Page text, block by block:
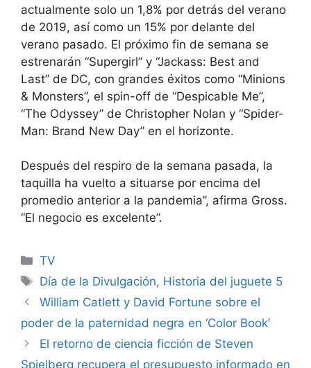
actualmente solo un 1,8% por detrás del verano
de 2019, así como un 15% por delante del
verano pasado. El próximo fin de semana se
estrenarán “Supergirl” y “Jackass: Best and
Last” de DC, con grandes éxitos como “Minions
& Monsters”, el spin-off de “Despicable Me”,
“The Odyssey” de Christopher Nolan y “Spider-
Man: Brand New Day” en el horizonte.
Después del respiro de la semana pasada, la
taquilla ha vuelto a situarse por encima del
promedio anterior a la pandemia”, afirma Gross.
“El negocio es excelente”.
Categories
TV
Tags
Día de la Divulgación, Historia del juguete 5
William Catlett y David Fortune sobre el
poder de la paternidad negra en ‘Color Book’
El retorno de ciencia ficción de Steven
Spielberg recupera el presupuesto informado en